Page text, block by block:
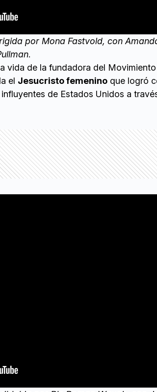
por Mona Fastvold, con
.
vida de la fundadora del Movimiento
el Jesucristo femenino que logró
de Estados Unidos a